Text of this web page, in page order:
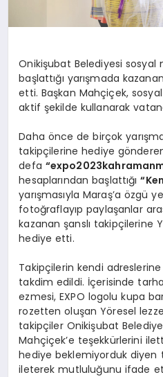
Onikişubat Belediyesi sosyal
başlattığı yarışmada
etti. Başkan Mahçiçek,
aktif şekilde kullanarak
Daha önce de birçok
takipçilerine hediye
defa
hesaplarından başlattığı
yarışmasıyla Maraş’a özgü
fotoğraflayıp paylaşanlar
kazanan şanslı takipçilerine
hediye etti.
Takipçilerin kendi
takdim edildi. İçerisinde
ezmesi, EXPO logolu kupa
rozetten oluşan Yöresel
takipçiler Onikişubat
Mahçiçek’e teşekkürlerini
hediye beklemiyorduk diyen
ileterek mutluluğunu ifade